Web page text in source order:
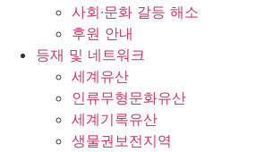
사회∙문화 갈등 해소
후원 안내
등재 및 네트워크
세계유산
인류무형문화유산
세계기록유산
생물권보전지역